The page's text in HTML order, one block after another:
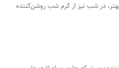
در شب نیز از کرم شب روشن‌کننده